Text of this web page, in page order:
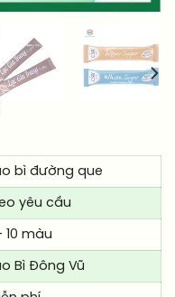
bì đường que
yêu cầu
10 màu
Bì Đông Vũ